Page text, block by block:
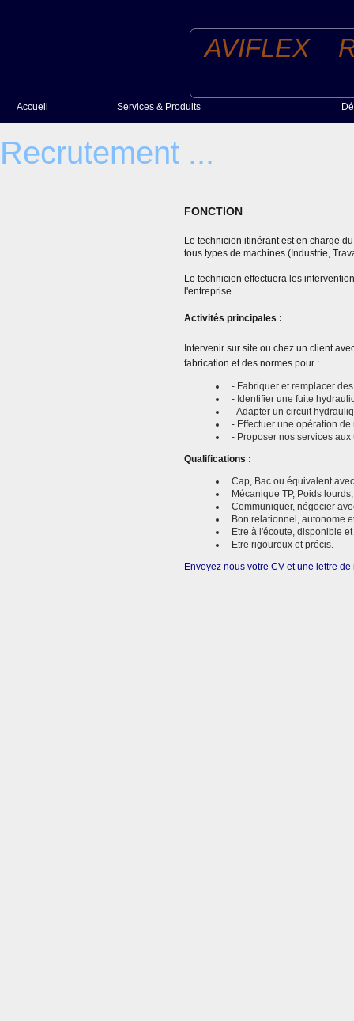
Recrutement ...
FONCTION
Le technicien itinérant est en charge
tous types de machines (Industrie,
Le technicien effectuera les
l'entreprise.
Activités principales :
Intervenir sur site ou chez un client
fabrication et des normes pour :
- Fabriquer et remplacer
- Identifier une fuite
- Adapter un circuit
- Effectuer une opération
- Proposer nos services
Qualifications :
Cap, Bac ou équivalent
Mécanique TP, Poids
Communiquer, négocier
Bon relationnel, autonome
Etre à l'écoute, disponible
Etre rigoureux et précis.
Envoyez nous votre CV et une lettre
Accueil Services & Produits
Services
AVIFLEX